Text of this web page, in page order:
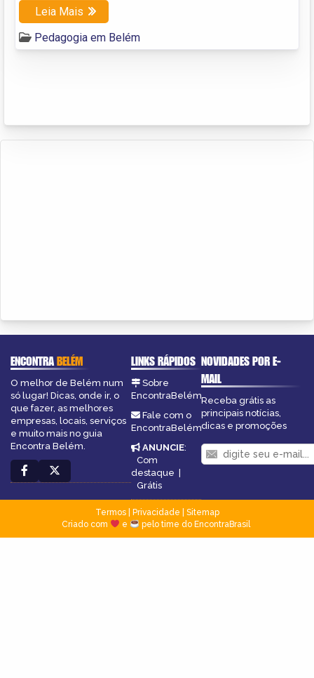
Leia Mais
Pedagogia em Belém
ENCONTRABELÉM
O melhor de Belém num
só lugar! Dicas, onde ir, o
que fazer, as melhores
empresas, locais, serviços
e muito mais no guia
Encontra Belém.
LINKS RÁPIDOS
Sobre
EncontraBelém
Fale com o
EncontraBelém
ANUNCIE:
Com
destaque |
Grátis
NOVIDADES POR E-
MAIL
Receba grátis as
principais notícias,
dicas e promoções
Termos| Privacidade
Sitemap
Criado com
e pelo time do EncontraBrasil